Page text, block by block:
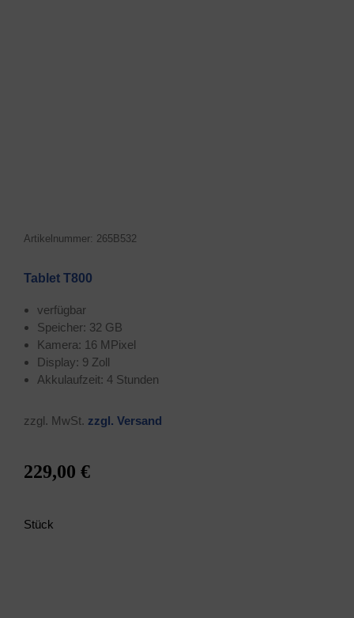
Arti­kel­num­mer: 265B532
Tablet T800
ver­füg­bar
Spei­cher: 32 GB
Kame­ra: 16 MPixel
Dis­play: 9 Zoll
Akku­lauf­zeit: 4 Stunden
zzgl. MwSt. zzgl. Ver­sand
229,00 €
Stück